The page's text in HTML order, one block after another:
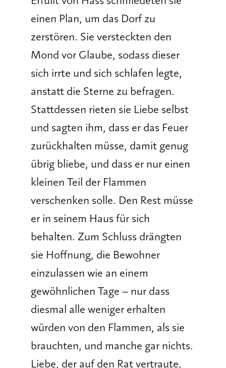
einen Plan, um das Dorf zu
zerstören. Sie versteckten den
Mond vor Glaube, sodass dieser
sich irrte und sich schlafen legte,
anstatt die Sterne zu befragen.
Stattdessen rieten sie Liebe selbst
und sagten ihm, dass er das Feuer
zurückhalten müsse, damit genug
übrig bliebe, und dass er nur einen
kleinen Teil der Flammen
verschenken solle. Den Rest müsse
er in seinem Haus für sich
behalten. Zum Schluss drängten
sie Hoffnung, die Bewohner
einzulassen wie an einem
gewöhnlichen Tage – nur dass
diesmal alle weniger erhalten
würden von den Flammen, als sie
brauchten, und manche gar nichts.
Liebe, der auf den Rat vertraute,